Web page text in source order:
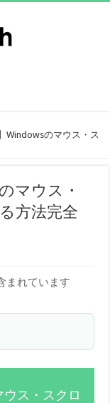
Windowsのマウス・ス
マウス・
方法完全
まれています
ウス・スクロ